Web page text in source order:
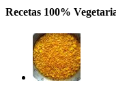
Recetas 100%